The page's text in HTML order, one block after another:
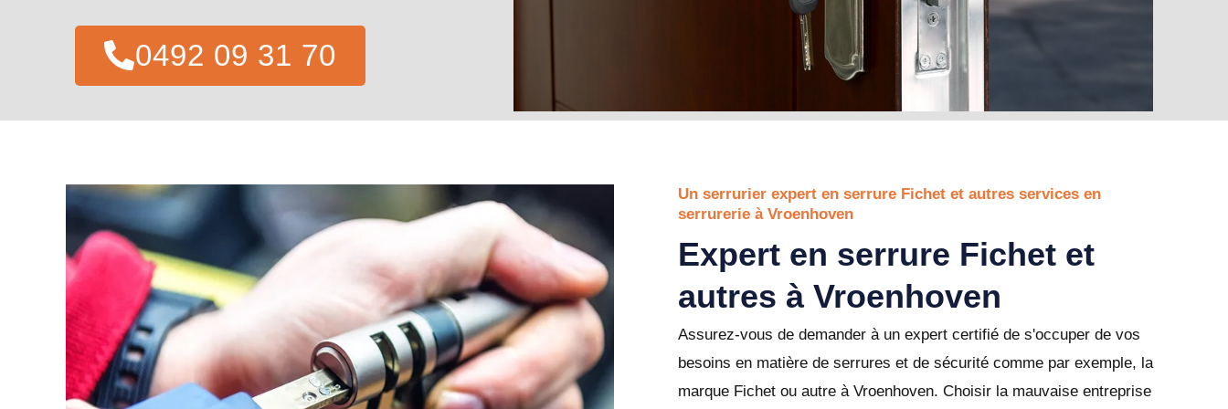
0492 09 31 70
Un serrurier expert en serrure Fichet et autres services en
serrurerie à Vroenhoven
Expert en serrure Fichet et
autres à Vroenhoven
Assurez-vous de demander à un expert certifié de s'occuper de vos
besoins en matière de serrures et de sécurité comme par exemple, la
marque Fichet ou autre à Vroenhoven. Choisir la mauvaise entreprise